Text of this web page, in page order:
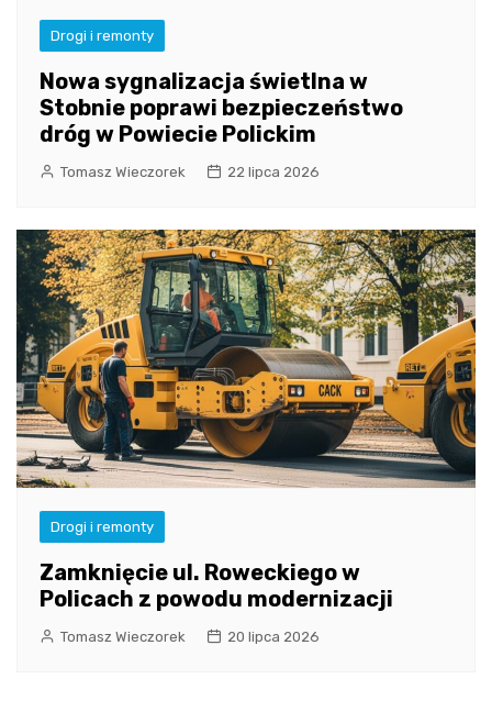
Drogi i remonty
Nowa sygnalizacja świetlna w
Stobnie poprawi bezpieczeństwo
dróg w Powiecie Polickim
Tomasz Wieczorek 22 lipca 2026
Drogi i remonty
Zamknięcie ul. Roweckiego w
Policach z powodu modernizacji
Tomasz Wieczorek 20 lipca 2026